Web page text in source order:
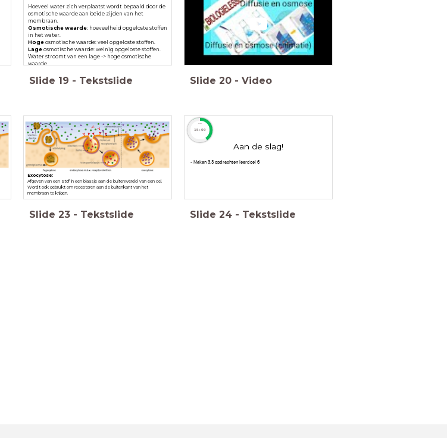
Hoeveel water zich verplaatst wordt bepaald door de
osmotische waarde aan beide zijden van het
membraan.
Osmotische waarde: hoeveelheid opgeloste stoffen
in het water.
Hoge osmotische waarde: veel opgeloste stoffen.
Lage osmotische waarde: weinig opgeloste stoffen.
Water stroomt van een lage -> hoge osmotische
waarde.
Slide 19 - Tekstslide Slide 20 - Video
Exocytose:
Afgeven van een stof in een blaasje aan de buitenwereld van een cel.
Wordt ook gebruikt om receptoren aan de buitenkant van het
membraan te krijgen.
Slide 23 - Tekstslide
Aan de slag!
- Maken 3.3 opdrachten leerdoel 6
timer
15:00
Slide 24 - Tekstslide